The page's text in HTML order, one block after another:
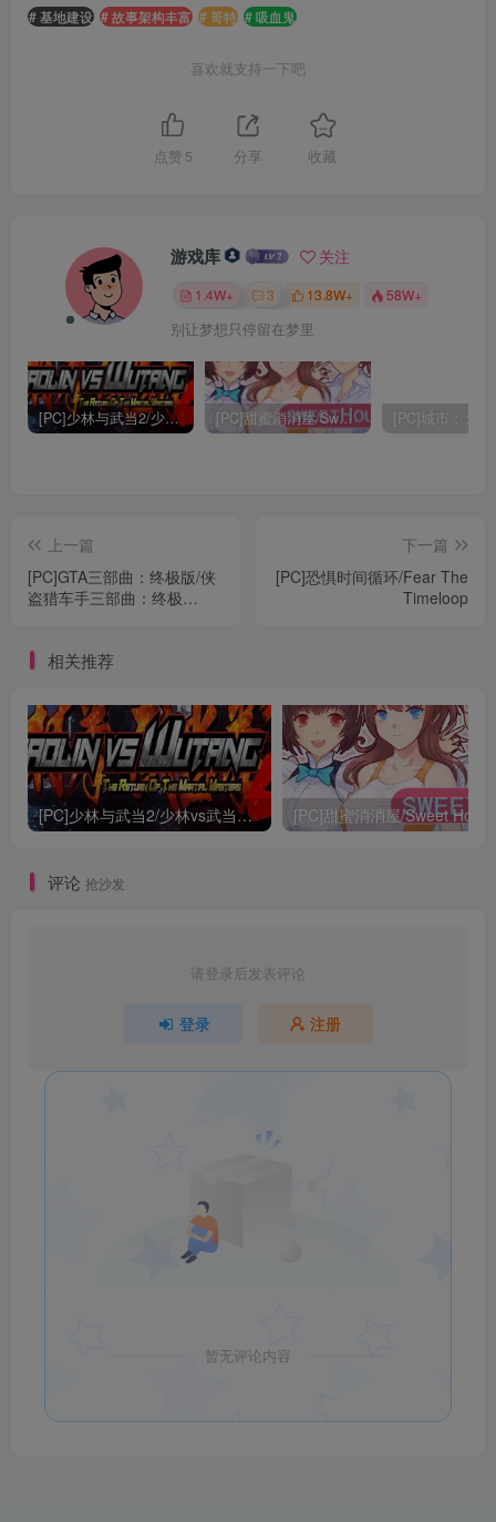
# 基地建设 # 故事架构丰富 # 哥特 # 吸血鬼
喜欢就支持一下吧
点赞 5 分享 收藏
游戏库 关注
1.4W+ 3 13.8W+ 58W+
别让梦想只停留在梦里
[PC]少林与武当2/少林vs武当2/Shaolin vs Wutang 2 [PC]甜蜜消消屋/Sweet House
上一篇
[PC]GTA三部曲：终极版/侠
盗猎车手三部曲：终极
Edition
下一篇
[PC]恐惧时间循环/Fear The
Timeloop
相关推荐
[PC]少林与武当2/少林vs武当2/Shaolin vs Wutang 2 [PC]甜蜜消消屋/Sweet
评论 抢沙发
请登录后发表评论
登录 注册
暂无评论内容